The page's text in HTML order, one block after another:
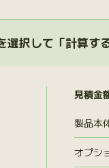
択して「計算す
見積金
製品本
オプシ